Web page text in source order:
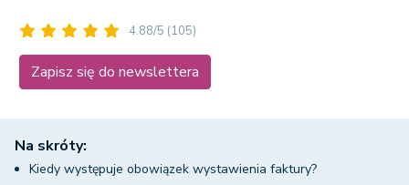
4.88/5 (105)
Zapisz się do newslettera
Na skróty:
Kiedy występuje obowiązek wystawienia faktury?